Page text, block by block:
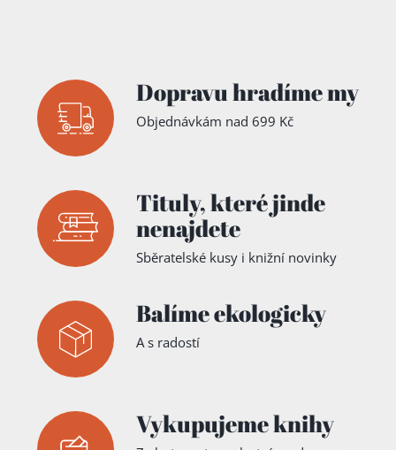
Dopravu hradíme my
Objednávkám nad 699 Kč
Tituly,které jinde
nenajdete
Sběratelské kusy i knižní novinky
Balíme ekologicky
A s radostí
Vykupujeme knihy